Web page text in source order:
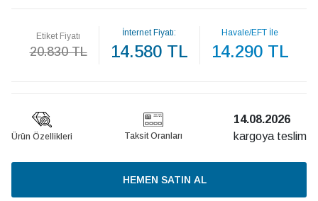
Etiket Fiyatı
20.830 TL
İnternet Fiyatı:
14.580 TL
Havale/EFT İle
14.290 TL
Ürün Özellikleri Taksit Oranları
14.08.2026
kargoya teslim
HEMEN SATIN AL